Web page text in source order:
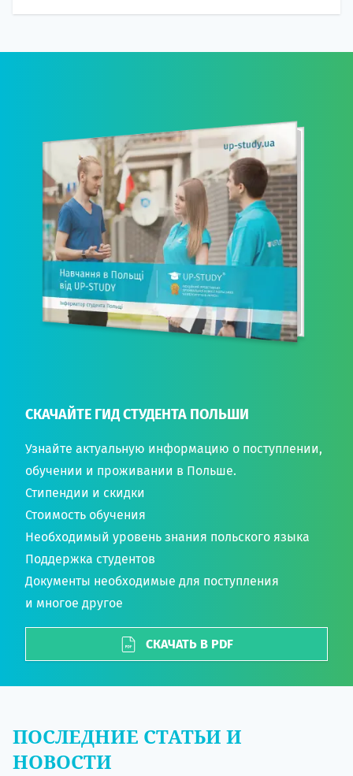
СКАЧАЙТЕ ГИД СТУДЕНТА ПОЛЬШИ
Узнайте актуальную информацию о поступлении,
обучении и проживании в Польше.
Стипендии и скидки
Стоимость обучения
Необходимый уровень знания польского языка
Поддержка студентов
Документы необходимые для поступления
и многое другое
СКАЧАТЬ В PDF
ПОСЛЕДНИЕ СТАТЬИ И
НОВОСТИ